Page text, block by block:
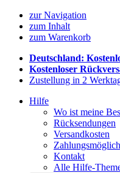
zur Navigation
zum Inhalt
zum Warenkorb
Deutschland:
Kostenloser
Zustellung in 2
Hilfe
Wo ist meine
Rücksendungen
Versandkosten
Kontakt
Alle Hilfe-